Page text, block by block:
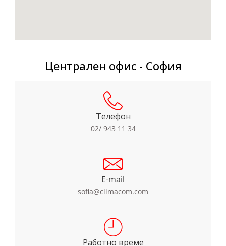
Централен офис - София
Телефон
02/ 943 11 34
E-mail
sofia@climacom.com
Работно време